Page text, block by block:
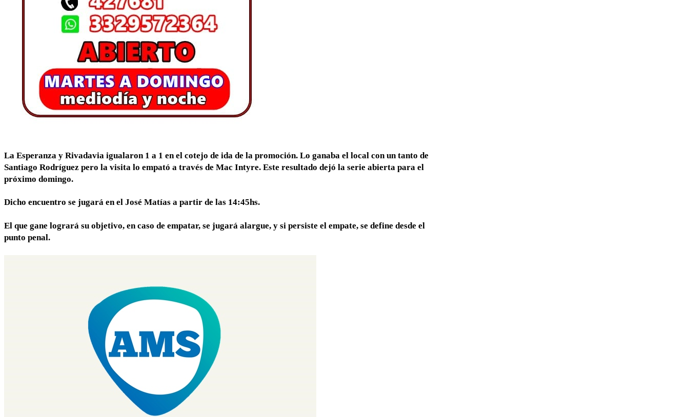
La Esperanza y Rivadavia igualaron 1 a 1 en el cotejo de ida de la promoción. Lo ganaba el local con un tanto de
Santiago Rodríguez pero la visita lo empató a través de Mac Intyre. Este resultado dejó la serie abierta para el
próximo domingo.
Dicho encuentro se jugará en el José Matías a partir de las 14:45hs.
El que gane logrará su objetivo, en caso de empatar, se jugará alargue, y si persiste el empate, se define desde el
punto penal.